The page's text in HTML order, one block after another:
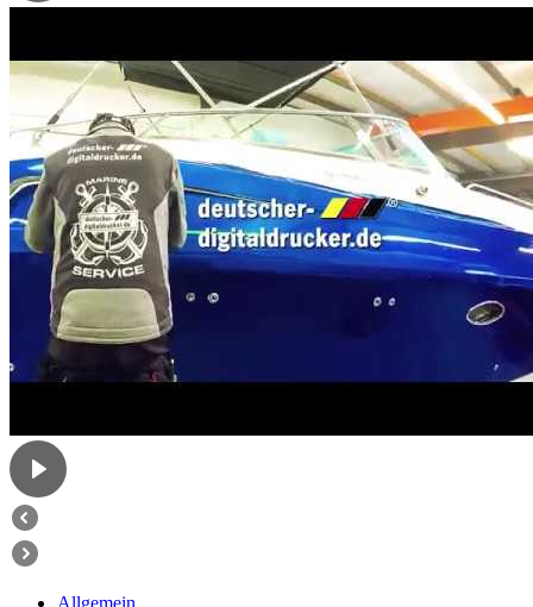
Allgemein